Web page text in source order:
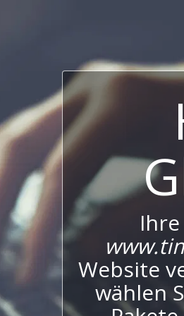
Website
wählen